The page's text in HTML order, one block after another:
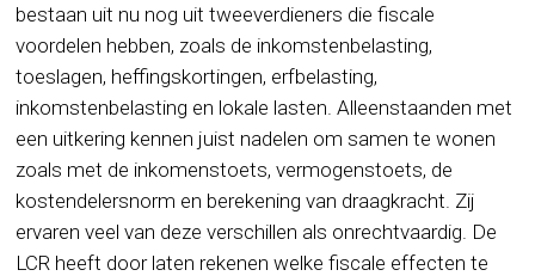
bestaan uit nu nog uit tweeverdieners die fiscale
voordelen hebben, zoals de inkomstenbelasting,
toeslagen, heffingskortingen, erfbelasting,
inkomstenbelasting en lokale lasten. Alleenstaanden met
een uitkering kennen juist nadelen om samen te wonen
zoals met de inkomenstoets, vermogenstoets, de
kostendelersnorm en berekening van draagkracht. Zij
ervaren veel van deze verschillen als onrechtvaardig. De
LCR heeft door laten rekenen welke fiscale effecten te